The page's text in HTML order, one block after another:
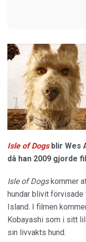
Isle of Dogsblir Wes
då han 2009 gjorde
Isle of Dogskommer
hundar blivit
Island. I filmen
Kobayashi som i sitt
sin livvakts hund.